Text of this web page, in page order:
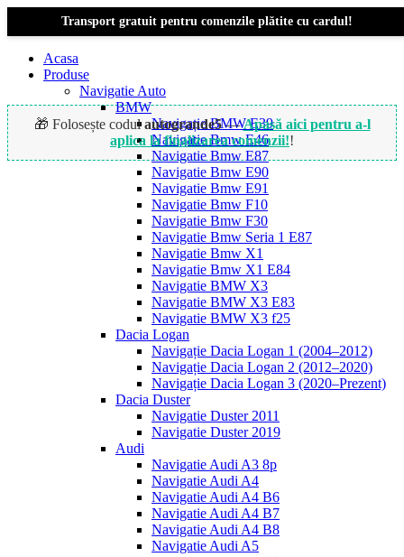
Transport gratuit pentru comenzile plătite cu cardul!
Acasa
Produse
Navigatie Auto
BMW
Navigație BMW E39
Navigatie Bmw E46
Navigatie Bmw E87
Navigatie Bmw E90
Navigatie Bmw E91
Navigatie Bmw F10
Navigatie Bmw F30
Navigatie Bmw Seria 1 E87
Navigatie Bmw X1
Navigatie Bmw X1 E84
Navigatie BMW X3
Navigatie BMW X3 E83
Navigatie BMW X3 f25
Dacia Logan
Navigație Dacia Logan 1 (2004–2012)
Navigație Dacia Logan 2 (2012–2020)
Navigație Dacia Logan 3 (2020–Prezent)
Dacia Duster
Navigatie Duster 2011
Navigatie Duster 2019
Audi
Navigatie Audi A3 8p
Navigatie Audi A4
Navigatie Audi A4 B6
Navigatie Audi A4 B7
Navigatie Audi A4 B8
Navigatie Audi A5
🎁 Folosește codulautogrande5—Apasă aici pentru a-l
aplica la finalizarea comenzii!!